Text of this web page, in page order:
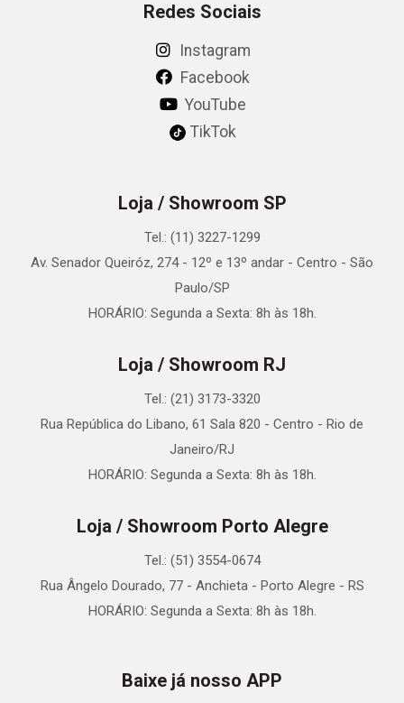
Redes Sociais
Instagram
Facebook
YouTube
TikTok
Loja / Showroom SP
Tel.: (11) 3227-1299
Av. Senador Queiróz, 274 - 12º e 13º andar - Centro - São
Paulo/SP
HORÁRIO: Segunda a Sexta: 8h às 18h.
Loja / Showroom RJ
Tel.: (21) 3173-3320
Rua República do Libano, 61 Sala 820 - Centro - Rio de
Janeiro/RJ
HORÁRIO: Segunda a Sexta: 8h às 18h.
Loja / Showroom Porto Alegre
Tel.: (51) 3554-0674
Rua Ângelo Dourado, 77 - Anchieta - Porto Alegre - RS
HORÁRIO: Segunda a Sexta: 8h às 18h.
Baixe já nosso APP